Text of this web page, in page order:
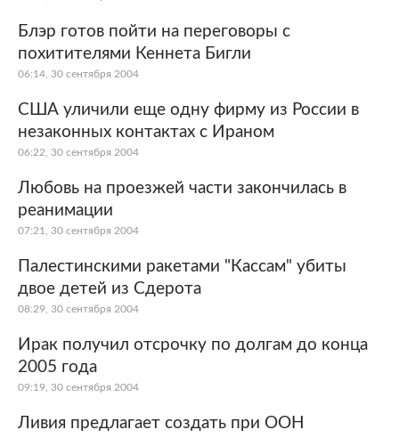
Блэр готов пойти на переговоры с
похитителями Кеннета Бигли
06:14, 30 сентября 2004
США уличили еще одну фирму из России в
незаконных контактах с Ираном
06:22, 30 сентября 2004
Любовь на проезжей части закончилась в
реанимации
07:21, 30 сентября 2004
Палестинскими ракетами "Кассам" убиты
двое детей из Сдерота
08:29, 30 сентября 2004
Ирак получил отсрочку по долгам до конца
2005 года
09:19, 30 сентября 2004
Ливия предлагает создать при ООН